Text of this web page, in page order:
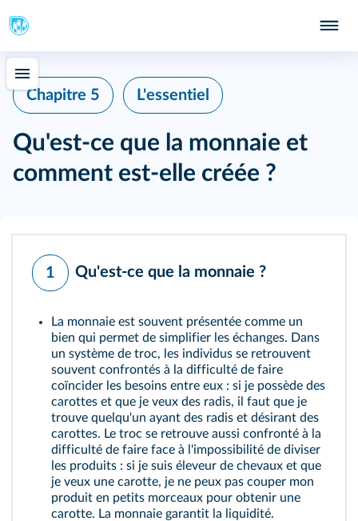
Chapitre 5 L'essentiel
Qu'est-ce que la monnaie et
comment est-elle créée ?
1 Qu'est-ce que la monnaie ?
La monnaie est souvent présentée comme un
bien qui permet de simplifier les échanges. Dans
un système de troc, les individus se retrouvent
souvent confrontés à la difficulté de faire
coïncider les besoins entre eux : si je possède des
carottes et que je veux des radis, il faut que je
trouve quelqu'un ayant des radis et désirant des
carottes. Le troc se retrouve aussi confronté à la
difficulté de faire face à l'impossibilité de diviser
les produits : si je suis éleveur de chevaux et que
je veux une carotte, je ne peux pas couper mon
produit en petits morceaux pour obtenir une
carotte. La monnaie garantit la
liquidité.